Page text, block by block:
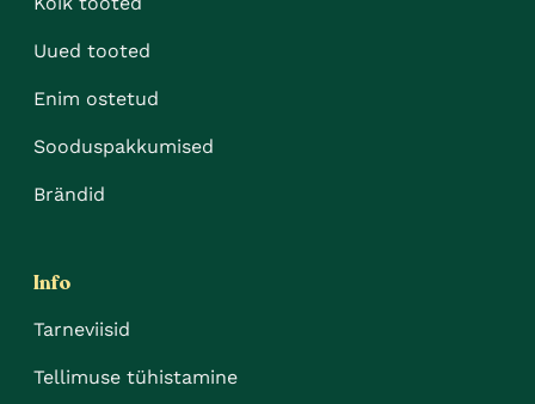
Uued tooted
Enim ostetud
Sooduspakkumised
Brändid
Info
Tarneviisid
Tellimuse tühistamine